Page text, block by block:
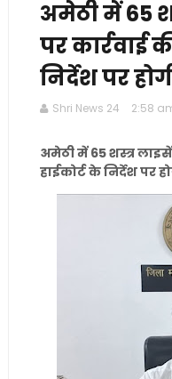
अमेठी में 65
पर कार्रवाई
निर्देश पर
Shri News 24 2:58
अमेठी में 65 शस्त्र
हाईकोर्ट के निर्देश पर